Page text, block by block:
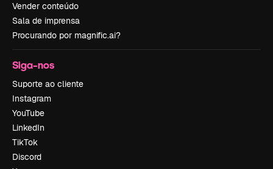
Vender conteúdo
Sala de imprensa
Procurando por magnific.ai?
Siga-nos
Suporte ao cliente
Instagram
YouTube
LinkedIn
TikTok
Discord